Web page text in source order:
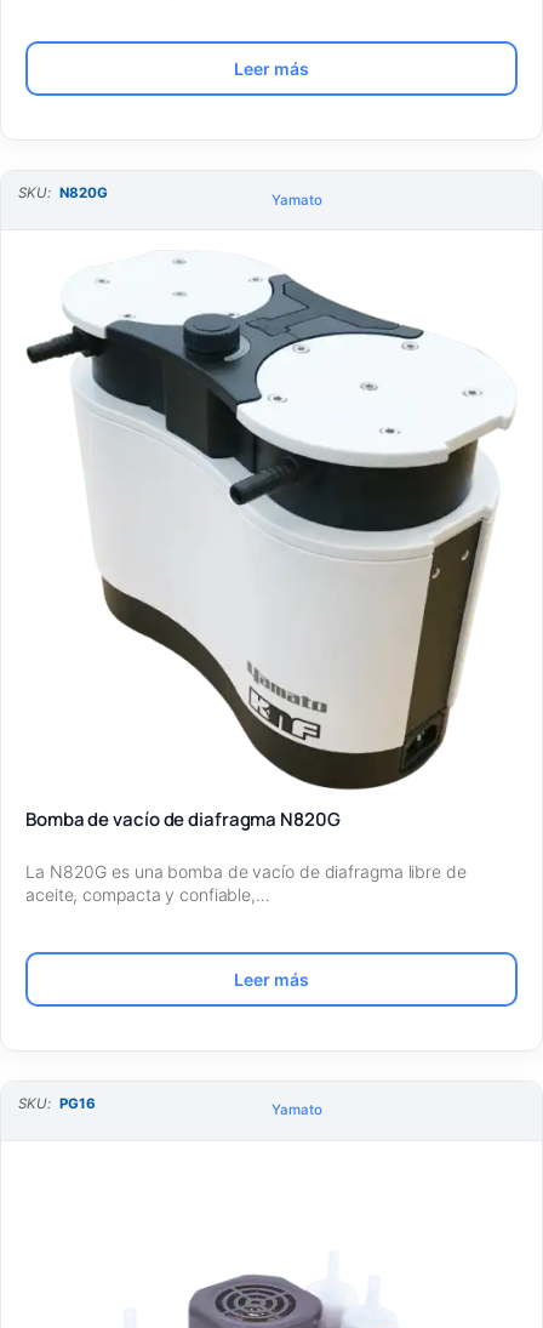
Leer más
SKU: N820G Yamato
Bomba de vacío de diafragma N820G
La N820G es una bomba de vacío de diafragma libre de
aceite, compacta y confiable,…
Leer más
SKU: PG16 Yamato